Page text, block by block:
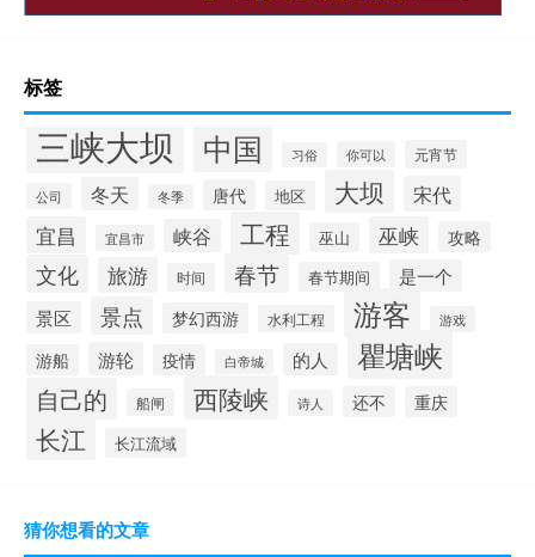
标签
三峡大坝 中国 习俗 你可以 元宵节
公司 冬天 冬季 唐代 地区 大坝 宋代
宜昌 宜昌市 峡谷 工程 巫山 巫峡 攻略
文化 旅游 时间 春节 春节期间
是一个
景区
景点 梦幻西游 水利工程 游客 游戏
游船 游轮 疫情 白帝城 的人 瞿塘峡
自己的 船闸 西陵峡 诗人 还不 重庆
长江 长江流域
猜你想看的文章